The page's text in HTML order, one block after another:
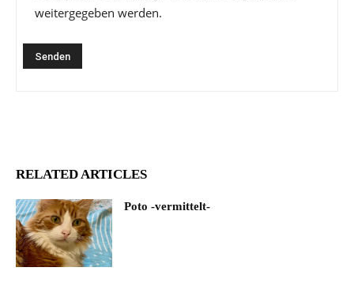
weitergegeben werden.
RELATED ARTICLES
Poto -vermittelt-